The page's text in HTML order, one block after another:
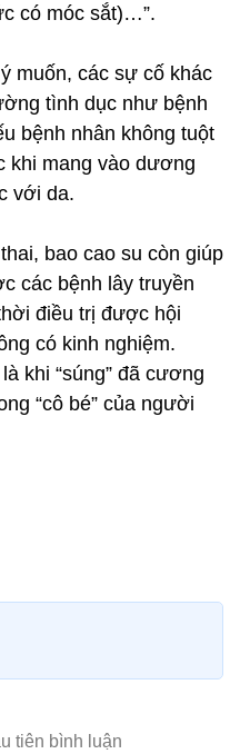
có móc sắt)…”.
muốn, các sự cố khác
tình dục như bệnh
bệnh nhân không tuột
khi mang vào dương
với da.
bao cao su còn giúp
các bệnh lây truyền
điều trị được hội
có kinh nghiệm.
khi “súng” đã cương
“cô bé” của người